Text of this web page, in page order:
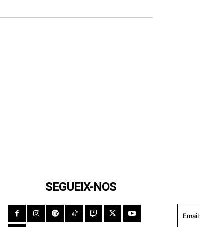
SEGUEIX-NOS